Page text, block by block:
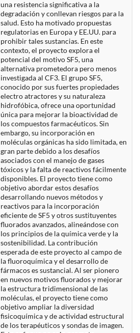
una resistencia significativa a la
degradación y conllevan riesgos para la
salud. Esto ha motivado propuestas
regulatorias en Europa y EE.UU. para
prohibir tales sustancias. En este
contexto, el proyecto explora el
potencial del motivo SF5, una
alternativa prometedora pero menos
investigada al CF3. El grupo SF5,
conocido por sus fuertes propiedades
electro atractores y su naturaleza
hidrofóbica, ofrece una oportunidad
única para mejorar la bioactividad de
los compuestos farmacéuticos. Sin
embargo, su incorporación en
moléculas orgánicas ha sido limitada, en
gran parte debido a los desafíos
asociados con el manejo de gases
tóxicos y la falta de reactivos fácilmente
disponibles. El proyecto tiene como
objetivo abordar estos desafíos
desarrollando nuevos métodos y
reactivos para la incorporación
eficiente de SF5 y otros sustituyentes
fluorados avanzados, alineándose con
los principios de la química verde y la
sostenibilidad. La contribución
esperada de este proyecto al campo de
la fluoroquímica y el desarrollo de
fármacos es sustancial. Al ser pionero
en nuevos motivos fluorados y mejorar
la estructura tridimensional de las
moléculas, el proyecto tiene como
objetivo ampliar la diversidad
fisicoquímica y de actividad estructural
de los terapéuticos y sondas de imagen.